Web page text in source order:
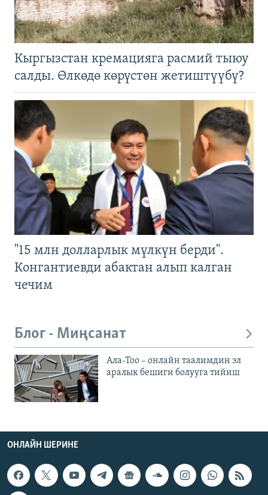
Кыргызстан кремацияга расмий тыюу
салды. Өлкөдө көрүстөн жетиштүүбү?
"15 млн долларлык мүлкүн берди".
Конгантиевди абактан алып калган
чечим
Блог - Миңсанат
Ала-Тоо – онлайн таалимдин эл
аралык бешиги болууга тийиш
ОНЛАЙН ШЕРИНЕ